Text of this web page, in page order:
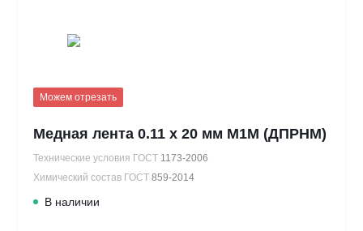
Можем отрезать
Медная лента 0.11 х 20 мм М1М (ДПРНМ)
Технические условия ГОСТ 1173-2006
Химический состав ГОСТ 859-2014
В наличии